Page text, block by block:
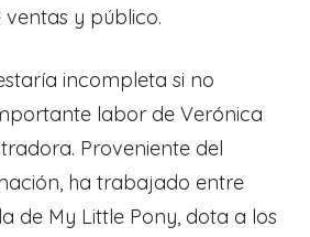
y público.
incompleta si no
labor de Verónica
Proveniente del
ha trabajado entre
de My Little Pony, dota a los